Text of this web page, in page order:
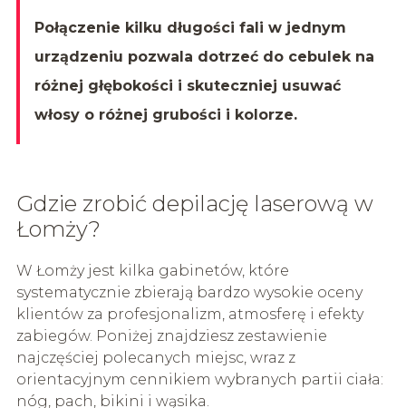
Połączenie kilku długości fali w jednym
urządzeniu pozwala dotrzeć do cebulek na
różnej głębokości i skuteczniej usuwać
włosy o różnej grubości i kolorze.
Gdzie zrobić depilację laserową w
Łomży?
W Łomży jest kilka gabinetów, które
systematycznie zbierają bardzo wysokie oceny
klientów za profesjonalizm, atmosferę i efekty
zabiegów. Poniżej znajdziesz zestawienie
najczęściej polecanych miejsc, wraz z
orientacyjnym cennikiem wybranych partii ciała:
nóg, pach, bikini i wąsika.